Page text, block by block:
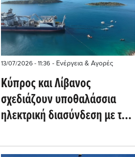
13/07/2026 - 11:36 - Ενέργεια & Αγορές
Κύπρος και Λίβανος
σχεδιάζουν υποθαλάσσια
ηλεκτρική διασύνδεση με τη
Τράπεζας